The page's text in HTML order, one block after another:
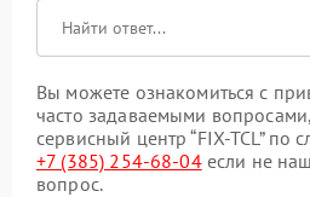
Вы можете ознакомиться с
часто задаваемыми
сервисный центр “FIX-TCL” по
+7 (385) 254-68-04если не
вопрос.